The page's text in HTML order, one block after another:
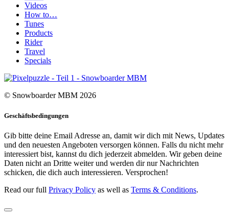
Videos
How to…
Tunes
Products
Rider
Travel
Specials
© Snowboarder MBM 2026
Geschäftsbedingungen
Gib bitte deine Email Adresse an, damit wir dich mit News, Updates
und den neuesten Angeboten versorgen können. Falls du nicht mehr
interessiert bist, kannst du dich jederzeit abmelden. Wir geben deine
Daten nicht an Dritte weiter und werden dir nur Nachrichten
schicken, die dich auch interessieren. Versprochen!
Read our full Privacy Policy as well as Terms & Conditions.